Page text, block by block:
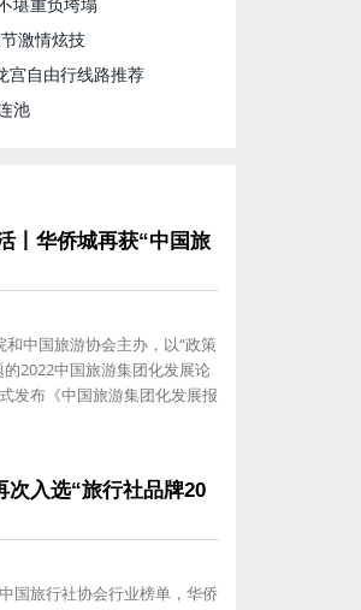
堪重负垮塌
激情炫技
宫自由行线路推荐
池
丨华侨城再获“中国旅
中国旅游协会主办，以“政策
2022中国旅游集团化发展论
发布《中国旅游集团化发展报
次入选“旅行社品牌20
国旅行社协会行业榜单，华侨